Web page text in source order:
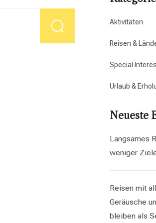
Aktivitäten
Reisen &
Special
Urlaub &
Neueste
Langsames
weniger
Reisen mit
Geräusche
bleiben als